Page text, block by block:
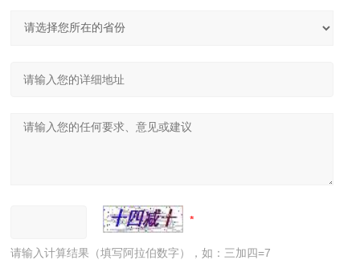
请输入计算结果（填写阿拉伯数字），如：三加四=7